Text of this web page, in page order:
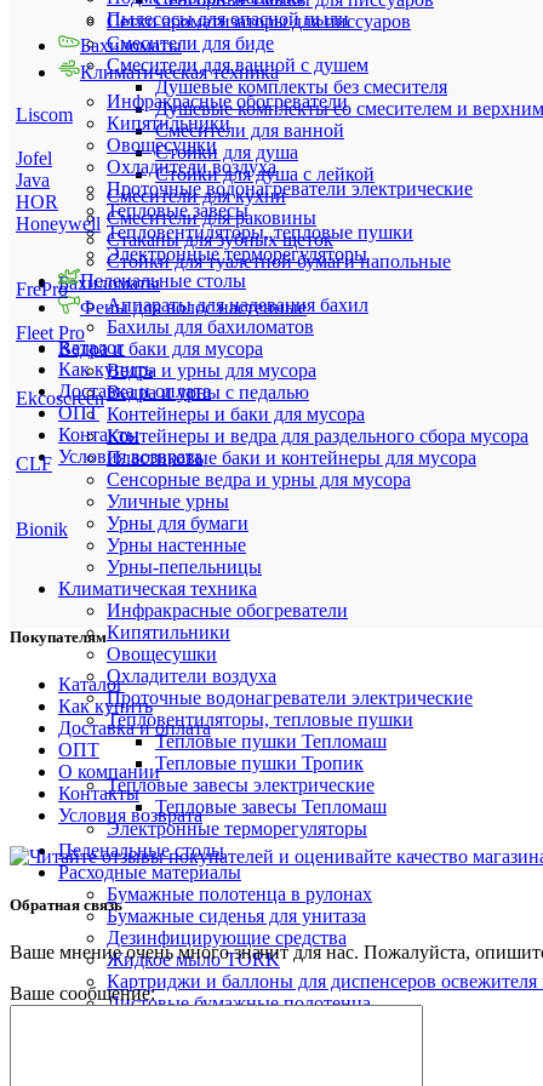
Сетки ароматизаторы для писсуаров
Смесители для биде
Смесители для ванной с душем
Душевые комплекты без смесителя
Душевые комплекты со смесителем и
Смесители для ванной
Стойки для душа
Стойки для душа с лейкой
Смесители для кухни
Смесители для раковины
Стаканы для зубных щеток
Стойки для туалетной бумаги напольные
Бахиломаты
Аппараты для надевания бахил
Бахилы для бахиломатов
Ведра и баки для мусора
Ведра и урны для мусора
Ведра и урны с педалью
Контейнеры и баки для мусора
Контейнеры и ведра для раздельного сбора мусора
Пластиковые баки и контейнеры для мусора
Сенсорные ведра и урны для мусора
Уличные урны
Урны для бумаги
Урны настенные
Урны-пепельницы
Климатическая техника
Инфракрасные обогреватели
Кипятильники
Овощесушки
Охладители воздуха
Проточные водонагреватели электрические
Тепловентиляторы, тепловые пушки
Тепловые пушки Тепломаш
Тепловые пушки Тропик
Тепловые завесы электрические
Тепловые завесы Тепломаш
Электронные терморегуляторы
Пеленальные столы
Расходные материалы
Бумажные полотенца в рулонах
Бумажные сиденья для унитаза
Дезинфицирующие средства
Жидкое мыло TORK
Картриджи и баллоны для диспенсеров освежителя
Листовые бумажные полотенца
Пылесосы для опасной пыли
Бахиломаты
Климатическая техника
Инфракрасные обогреватели
Кипятильники
Овощесушки
Охладители воздуха
Проточные водонагреватели электрические
Тепловые завесы
Тепловентиляторы, тепловые пушки
Электронные терморегуляторы
Пеленальные столы
Фены для волос настенные
Каталог
Как купить
Доставка и оплата
ОПТ
Контакты
Условия возврата
Liscom
Jofel
Java
HOR
Honeywell
FrePro
Fleet Pro
Ekcoscreen
CLF
Bionik
Покупателям
Каталог
Как купить
Доставка и оплата
ОПТ
О компании
Контакты
Условия возврата
Обратная связь
Ваше мнение очень много значит для нас. Пожалуйста,
Ваше сообщение: